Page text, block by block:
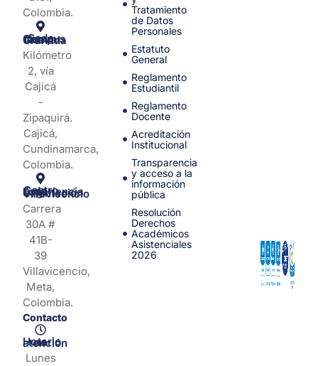
Colombia.
Sede Campus Nueva Granada
Kilómetro
2, vía
Cajicá
-
Zipaquirá.
Cajicá,
Cundinamarca,
Colombia.
Centro de Experiencia y Orientación Villavicencio
Carrera
30A #
41B-
39
Villavicencio,
Meta,
Colombia.
Contacto
Horario de atención
Lunes
Tratamiento
de Datos
Personales
Estatuto
General
Reglamento
Estudiantil
Reglamento
Docente
Acreditación
Institucional
Transparencia
y acceso a la
información
pública
Resolución
Derechos
Académicos
Asistenciales
2026